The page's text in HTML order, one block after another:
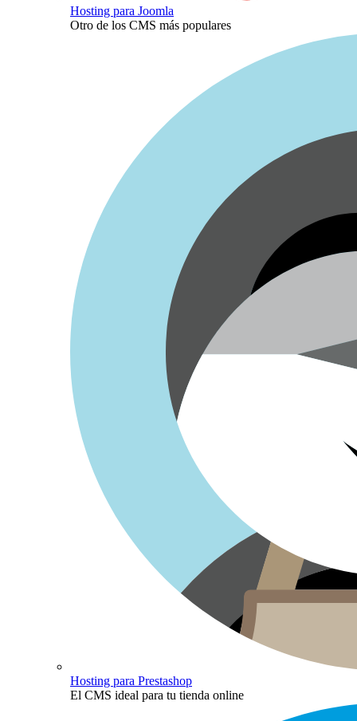
Hosting para Joomla
Otro de los CMS más populares
Hosting para Prestashop
El CMS ideal para tu tienda online